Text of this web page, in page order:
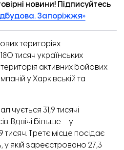
новини! Підписуйтесь
Запоріжжя»
територіях
тисяч українських
територія активних бойових
у Харківській та
31,9 тисячі
Вдвічі більше – у
тисяч. Третє місце посідає
якій зареєстровано 27,3